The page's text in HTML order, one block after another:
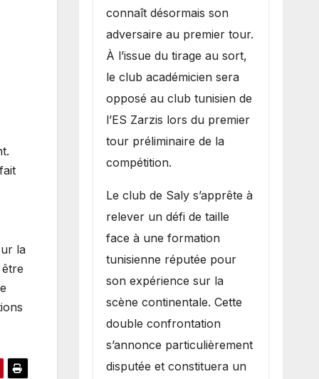
la
connaît désormais son
adversaire au premier tour.
À l’issue du tirage au sort,
le club académicien sera
opposé au club tunisien de
l’ES Zarzis lors du premier
tour préliminaire de la
compétition.
Le club de Saly s’apprête à
relever un défi de taille
face à une formation
tunisienne réputée pour
son expérience sur la
scène continentale. Cette
double confrontation
s’annonce particulièrement
disputée et constituera un